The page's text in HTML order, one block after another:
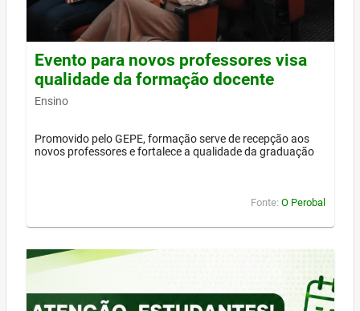
Evento para novos professores visa
qualidade da formação docente
Ensino
Promovido pelo GEPE, formação serve de recepção aos
novos professores e fortalece a qualidade da graduação
Fonte: O Perobal